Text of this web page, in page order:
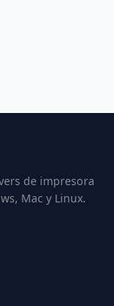
de impresora
Mac y Linux.